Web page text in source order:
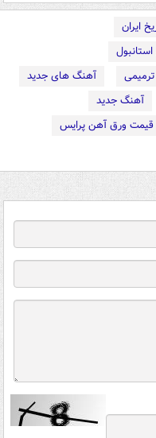
ایران
آهنگ های جدید
آهنگ جدید
قیمت ورق آهن پرایس